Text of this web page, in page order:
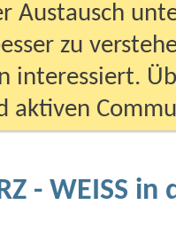
Austausch
zu
interessiert.
aktiven
- WEISS